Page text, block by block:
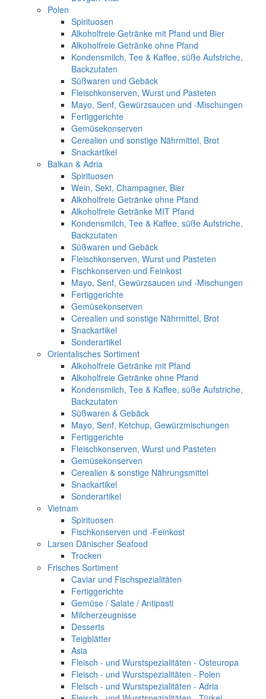
Polen
Spirituosen
Alkoholfreie Getränke mit Pfand und Bier
Alkoholfreie Getränke ohne Pfand
Kondensmilch, Tee & Kaffee, süße Aufstriche,
Backzutaten
Süßwaren und Gebäck
Fleischkonserven, Wurst und Pasteten
Mayo, Senf, Gewürzsaucen und -Mischungen
Fertiggerichte
Gemüsekonserven
Cerealien und sonstige Nährmittel, Brot
Snackartikel
Balkan & Adria
Spirituosen
Wein, Sekt, Champagner, Bier
Alkoholfreie Getränke ohne Pfand
Alkoholfreie Getränke MIT Pfand
Kondensmilch, Tee & Kaffee, süße Aufstriche,
Backzutaten
Süßwaren und Gebäck
Fleischkonserven, Wurst und Pasteten
Fischkonserven und Feinkost
Mayo, Senf, Gewürzsaucen und -Mischungen
Fertiggerichte
Gemüsekonserven
Cerealien und sonstige Nährmittel, Brot
Snackartikel
Sonderartikel
Orientalisches Sortiment
Alkoholfreie Getränke mit Pfand
Alkoholfreie Getränke ohne Pfand
Kondensmilch, Tee & Kaffee, süße Aufstriche,
Backzutaten
Süßwaren & Gebäck
Mayo, Senf, Ketchup, Gewürzmischungen
Fertiggerichte
Fleischkonserven, Wurst und Pasteten
Gemüsekonserven
Cerealien & sonstige Nährungsmittel
Snackartikel
Sonderartikel
Vietnam
Spirituosen
Fischkonserven und -Feinkost
Larsen Dänischer Seafood
Trocken
Frisches Sortiment
Caviar und Fischspezialitäten
Fertiggerichte
Gemüse / Salate / Antipasti
Milcherzeugnisse
Desserts
Teigblätter
Asia
Fleisch - und Wurstspezialitäten - Osteuropa
Fleisch - und Wurstspezialitäten - Polen
Fleisch - und Wurstspezialitäten - Adria